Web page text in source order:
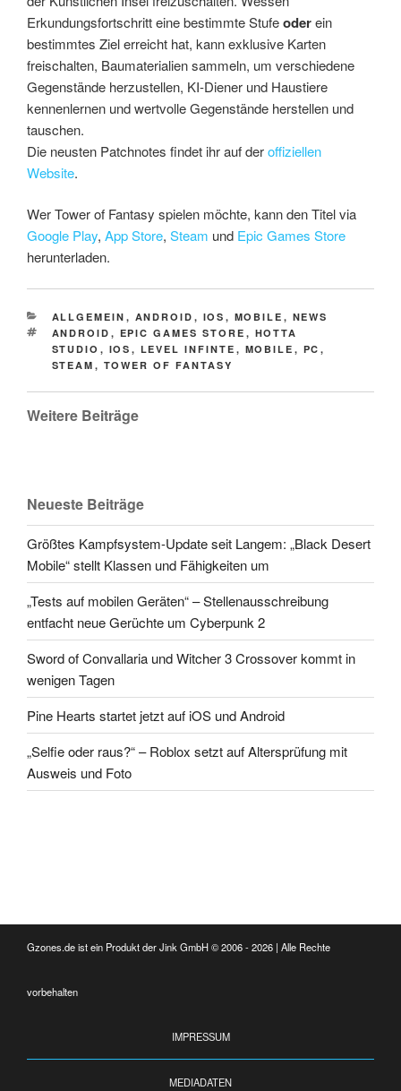
Erkundungsfortschritt eine bestimmte Stufeoderein
bestimmtes Ziel erreicht hat, kann exklusive Karten
freischalten, Baumaterialien sammeln, um verschiedene
Gegenstände herzustellen, KI-Diener und Haustiere
kennenlernen und wertvolle Gegenstände herstellen und
tauschen.
Die neusten Patchnotes findet ihr auf deroffiziellen
Website.
Wer Tower of Fantasy spielen möchte, kann den Titel via
Google Play, App Store, Steam und Epic Games Store
herunterladen.
CATEGORIES
ALLGEMEIN , ANDROID , IOS , MOBILE , NEWS
TAGS
ANDROID , EPIC GAMES STORE , HOTTA
STUDIO , IOS , LEVEL INFINTE , MOBILE , PC ,
STEAM , TOWER OF FANTASY
Weitere Beiträge
Neueste Beiträge
Größtes Kampfsystem-Update seit Langem: „Black Desert
Mobile“ stellt Klassen und Fähigkeiten um
„Tests auf mobilen Geräten“ – Stellenausschreibung
entfacht neue Gerüchte um Cyberpunk 2
Sword of Convallaria und Witcher 3 Crossover kommt in
wenigen Tagen
Pine Hearts startet jetzt auf iOS und Android
„Selfie oder raus?“ – Roblox setzt auf Altersprüfung mit
Ausweis und Foto
Gzones.de ist ein Produkt der Jink GmbH © 2006 - 2026 | Alle Rechte
vorbehalten
IMPRESSUM
MEDIADATEN